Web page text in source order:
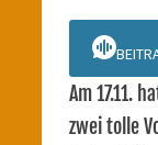
Am 17.11.
zwei tolle